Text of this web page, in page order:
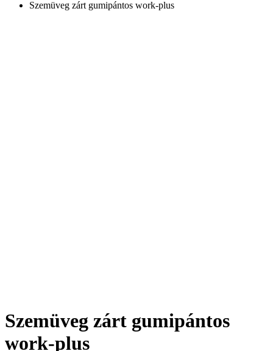
Szemüveg zárt gumipántos work-plus
Szemüveg zárt gumipántos
work-plus